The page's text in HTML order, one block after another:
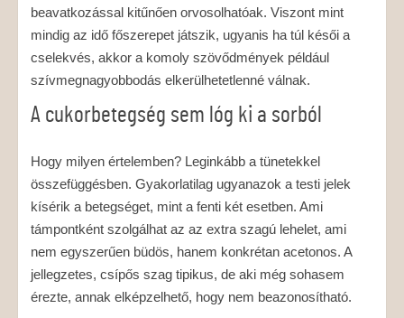
beavatkozással kitűnően orvosolhatóak. Viszont mint
mindig az idő főszerepet játszik, ugyanis ha túl késői a
cselekvés, akkor a komoly szövődmények például
szívmegnagyobbodás elkerülhetetlenné válnak.
A cukorbetegség sem lóg ki a sorból
Hogy milyen értelemben? Leginkább a tünetekkel
összefüggésben. Gyakorlatilag ugyanazok a testi jelek
kísérik a betegséget, mint a fenti két esetben. Ami
támpontként szolgálhat az az extra szagú lehelet, ami
nem egyszerűen büdös, hanem konkrétan acetonos. A
jellegzetes, csípős szag tipikus, de aki még sohasem
érezte, annak elképzelhető, hogy nem beazonosítható.